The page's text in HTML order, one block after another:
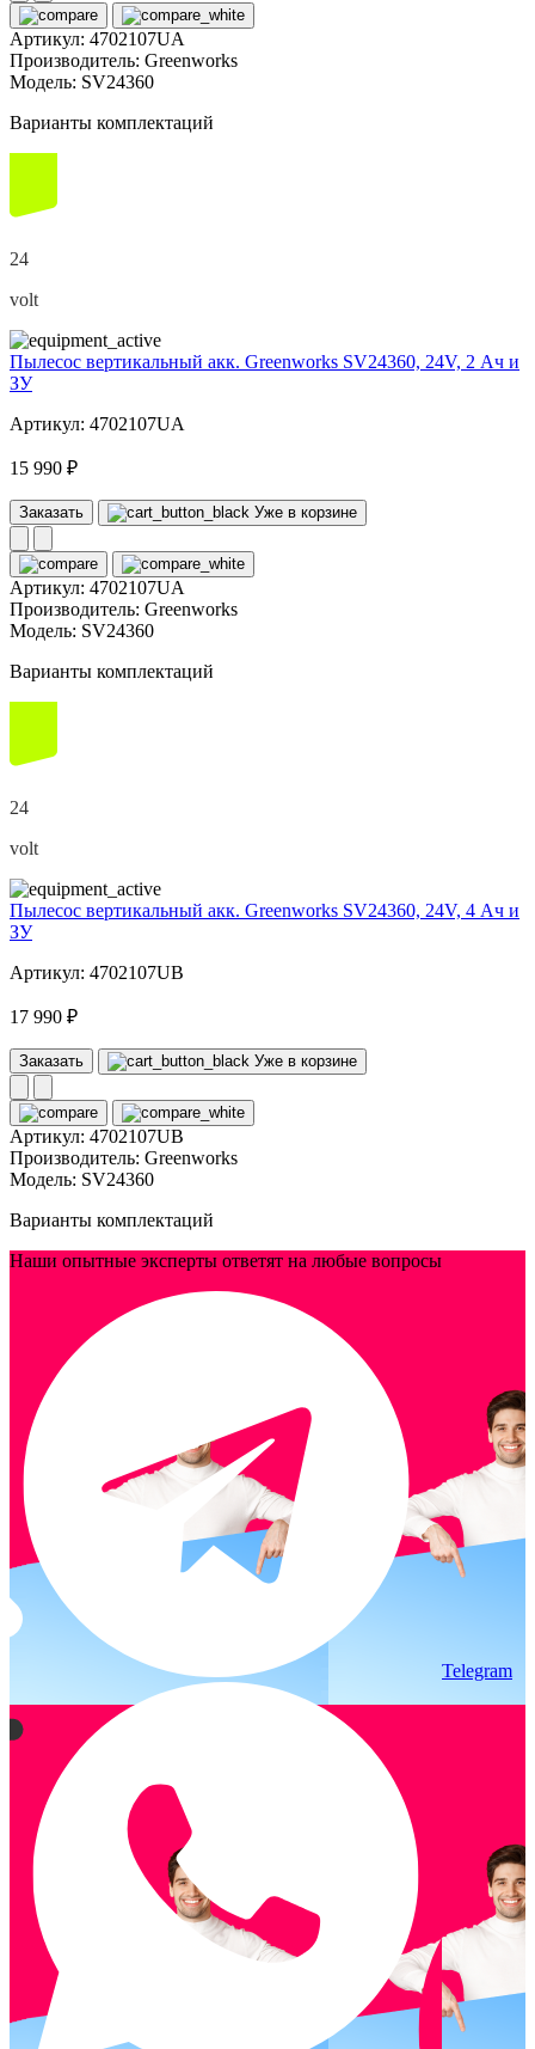
Артикул: 4702107UA
Производитель: Greenworks
Модель: SV24360
Варианты комплектаций
24
volt
Пылесос вертикальный акк. Greenworks SV24360, 24V, 2 Ач и
ЗУ
Артикул: 4702107UA
15 990 ₽
Заказать Уже в корзине
Артикул: 4702107UA
Производитель: Greenworks
Модель: SV24360
Варианты комплектаций
24
volt
Пылесос вертикальный акк. Greenworks SV24360, 24V, 4 Ач и
ЗУ
Артикул: 4702107UB
17 990 ₽
Заказать Уже в корзине
Артикул: 4702107UB
Производитель: Greenworks
Модель: SV24360
Варианты комплектаций
Наши опытные эксперты ответят на любые вопросы
Telegram